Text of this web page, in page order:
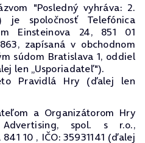
"Posledný vyhráva: 2.
spoločnosť Telefónica
Einsteinova 24, 851 01
zapísaná v obchodnom
súdom Bratislava 1, oddiel
len „Usporiadateľ").
Pravidlá Hry (ďalej len
a Organizátorom Hry
spol. s r.o.,
10 , IČO: 35931141 (ďalej